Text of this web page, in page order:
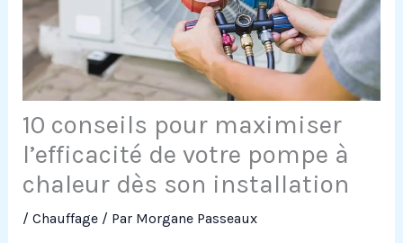
10 conseils pour maximiser
l’efficacité de votre pompe à
chaleur dès son installation
/ Chauffage/ Par Morgane Passeaux